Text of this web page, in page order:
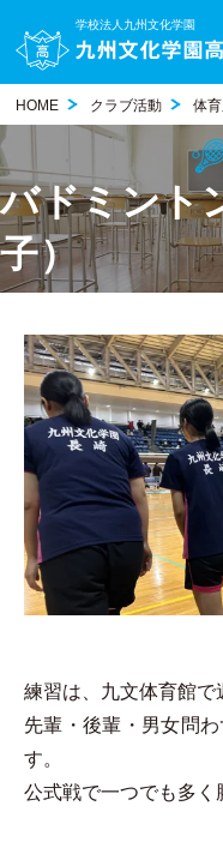
学校法人九州文化学園
HOME クラブ活動 体
バドミント
子）
練習は、九文体育館で
先輩・後輩・男女問
す。
公式戦で一つでも多く